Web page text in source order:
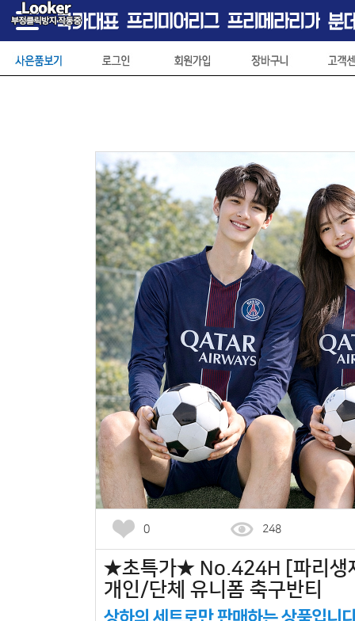
0 248
★초특가★ No.424H [파리생
개인/단체 유니폼 축구반티